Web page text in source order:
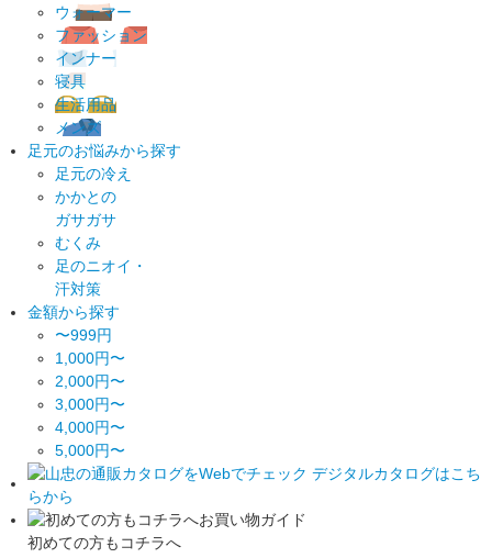
ウォーマー
ファッション
インナー
寝具
生活用品
メンズ
足元のお悩みから探す
足元の冷え
かかとの
ガサガサ
むくみ
足のニオイ・
汗対策
金額から探す
〜999円
1,000円〜
2,000円〜
3,000円〜
4,000円〜
5,000円〜
初めての方もコチラへ